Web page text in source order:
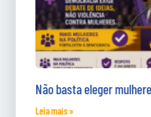
Não basta eleger
Leia mais »